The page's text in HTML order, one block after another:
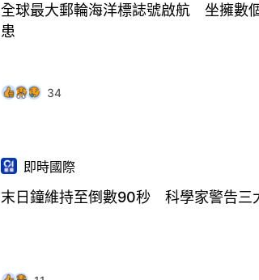
全球最大郵輪海洋標誌號啟航 坐擁數
患
34
即時國際
末日鐘維持至倒數90秒 科學家警告三